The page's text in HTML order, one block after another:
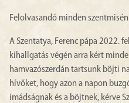
Felolvasandó minden
A Szentatya, Ferenc pápa 2022.
kihallgatás végén arra kért
hamvazószerdán tartsunk böjti
hívőket, hogy azon a napon
imádságnak és a böjtnek, kérve